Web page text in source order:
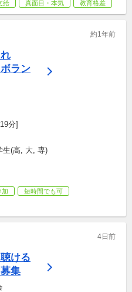
給 真面目・本気 教育格差
約1年前
ラン
分]
生(高, 大, 専)
加
短時間でも可
4日前
ける
集